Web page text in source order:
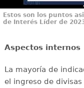
Estos son los puntos
de Interés Líder de
Aspectos internos
La mayoría de
el ingreso de